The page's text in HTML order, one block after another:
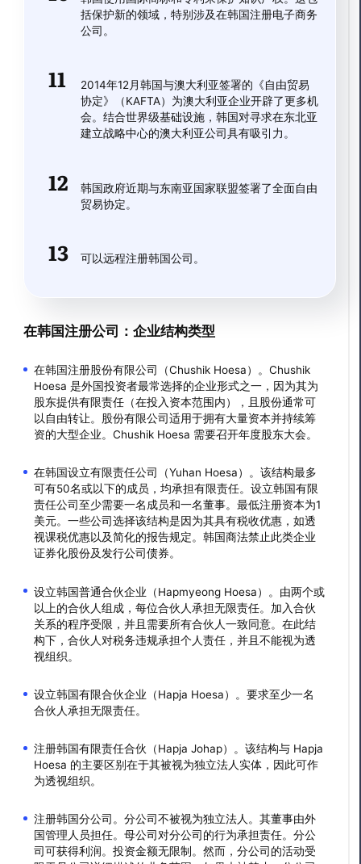
括保护新的领域，特别涉及在韩国注册电子商务
公司。
2014年12月韩国与澳大利亚签署的《自由贸易
协定》（KAFTA）为澳大利亚企业开辟了更多机
会。结合世界级基础设施，韩国对寻求在东北亚
建立战略中心的澳大利亚公司具有吸引力。
韩国政府近期与东南亚国家联盟签署了全面自由
贸易协定。
可以远程注册韩国公司。
在韩国注册公司：企业结构类型
在韩国注册股份有限公司（Chushik Hoesa）。Chushik
Hoesa 是外国投资者最常选择的企业形式之一，因为其为
股东提供有限责任（在投入资本范围内），且股份通常可
以自由转让。股份有限公司适用于拥有大量资本并持续筹
资的大型企业。Chushik Hoesa 需要召开年度股东大会。
在韩国设立有限责任公司（Yuhan Hoesa）。该结构最多
可有50名或以下的成员，均承担有限责任。设立韩国有限
责任公司至少需要一名成员和一名董事。最低注册资本为1
美元。一些公司选择该结构是因为其具有税收优惠，如透
视课税优惠以及简化的报告规定。韩国商法禁止此类企业
证券化股份及发行公司债券。
设立韩国普通合伙企业（Hapmyeong Hoesa）。由两个或
以上的合伙人组成，每位合伙人承担无限责任。加入合伙
关系的程序受限，并且需要所有合伙人一致同意。在此结
构下，合伙人对税务违规承担个人责任，并且不能视为透
视组织。
设立韩国有限合伙企业（Hapja Hoesa）。要求至少一名
合伙人承担无限责任。
注册韩国有限责任合伙（Hapja Johap）。该结构与 Hapja
Hoesa 的主要区别在于其被视为独立法人实体，因此可作
为透视组织。
注册韩国分公司。分公司不被视为独立法人。其董事由外
国管理人员担任。母公司对分公司的行为承担责任。分公
司可获得利润。投资金额无限制。然而，分公司的活动受